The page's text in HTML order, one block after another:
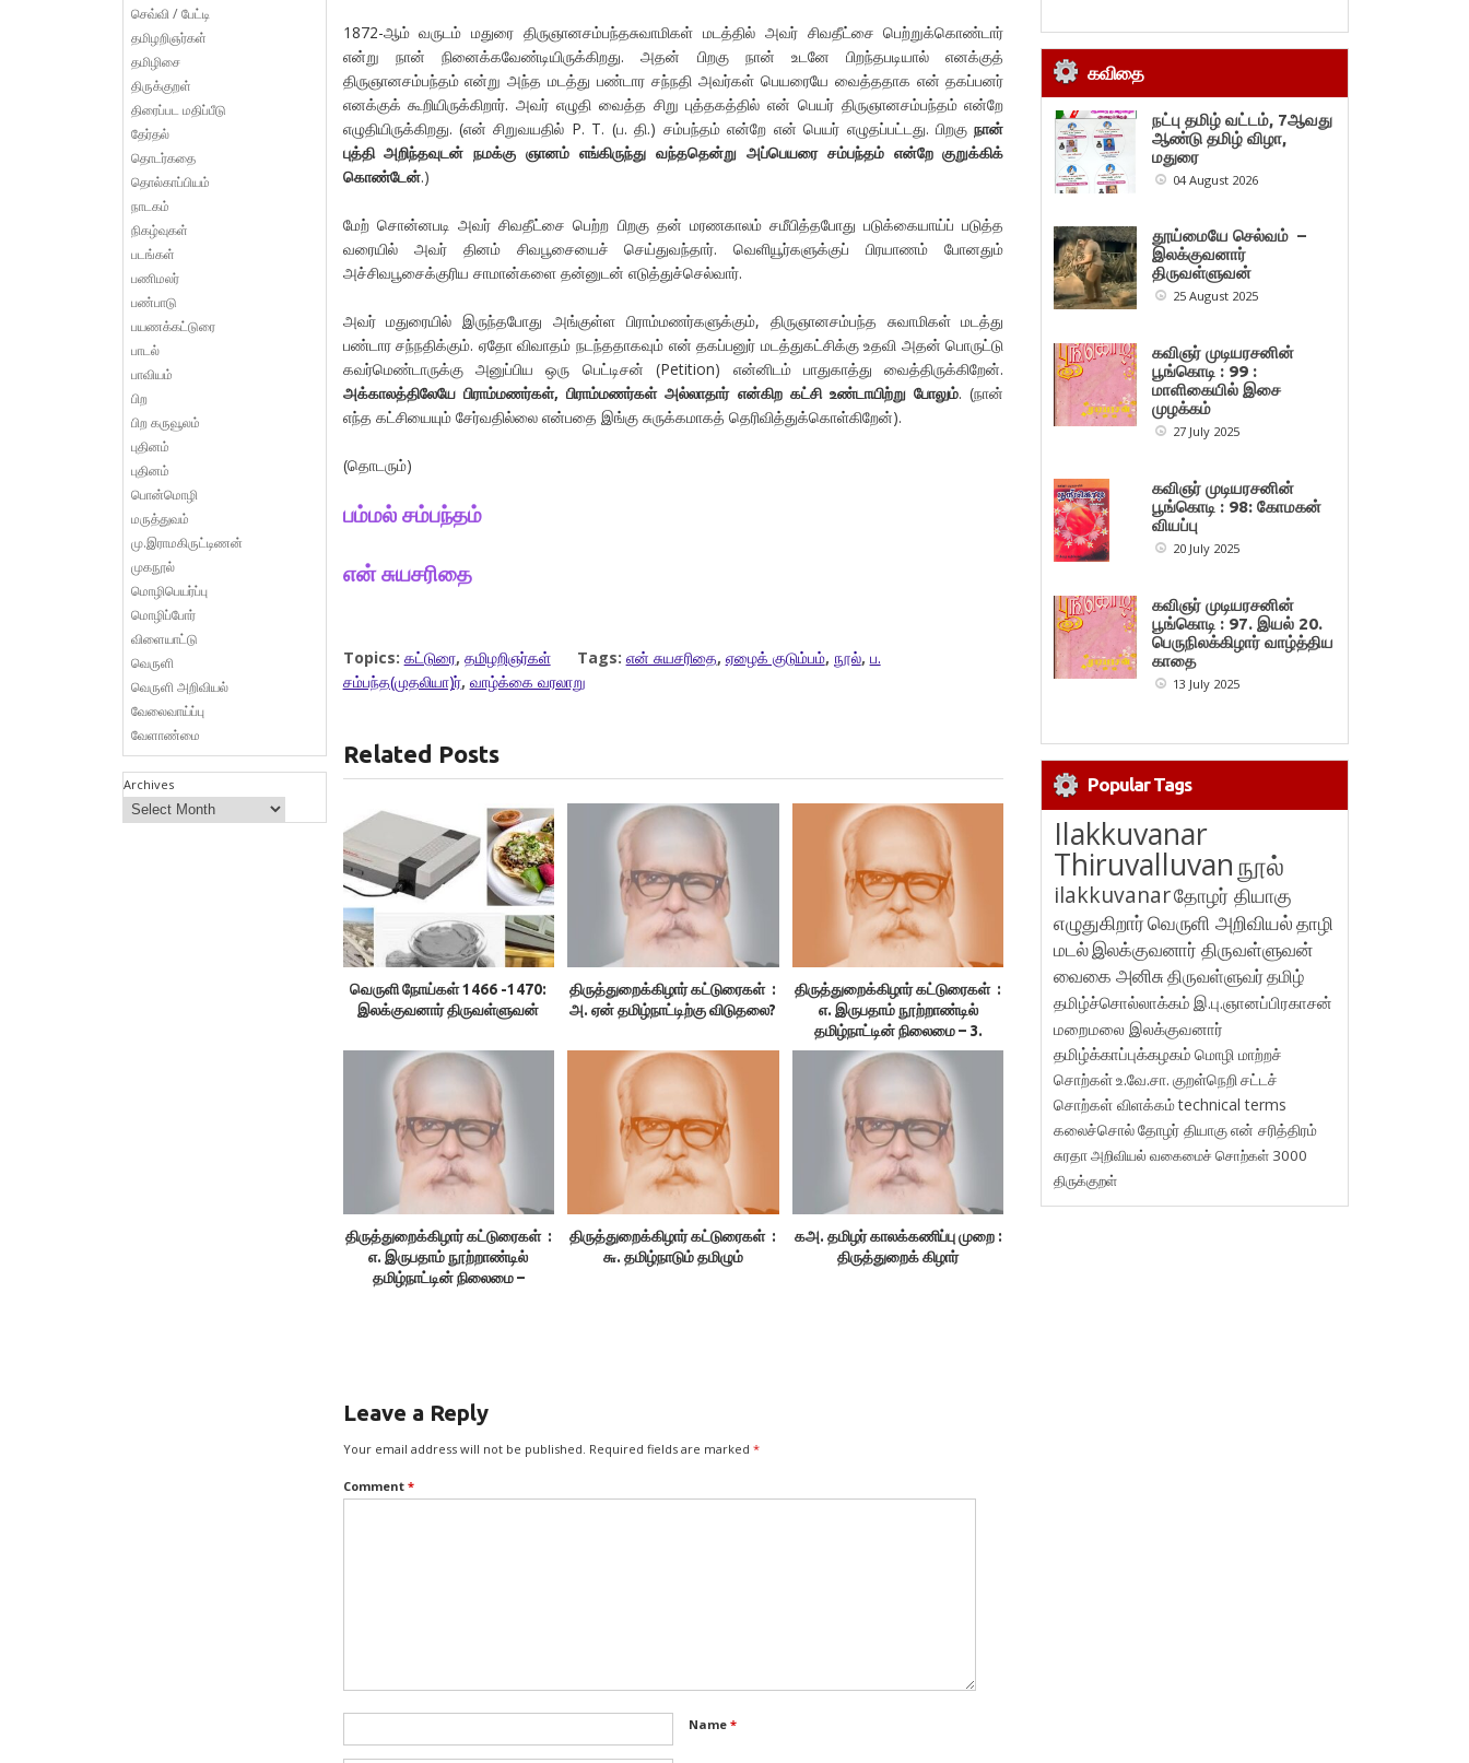
1872-ஆம் வருடம் மதுரை திருஞானசம்பந்தசுவாமிகள் மடத்தில் அவர் சிவதீட்சை பெற்றுக்கொண்டார்
என்று நான் நினைக்கவேண்டியிருக்கிறது. அதன் பிறகு நான் உடனே பிறந்தபடியால் எனக்குத்
திருஞானசம்பந்தம் என்று அந்த மடத்து பண்டார சந்நதி அவர்கள் பெயரையே வைத்ததாக என் தகப்பனர்
எனக்குக் கூறியிருக்கிறார். அவர் எழுதி வைத்த சிறு புத்தகத்தில் என் பெயர் திருஞானசம்பந்தம் என்றே
எழுதியிருக்கிறது. (என் சிறுவயதில் P. T. (ப. தி.) சம்பந்தம் என்றே என் பெயர் எழுதப்பட்டது. பிறகுநான்
புத்தி அறிந்தவுடன் நமக்கு ஞானம் எங்கிருந்து வந்ததென்று அப்பெயரை சம்பந்தம் என்றே குறுக்கிக்
கொண்டேன்.)
மேற் சொன்னபடி அவர் சிவதீட்சை பெற்ற பிறகு தன் மரணகாலம் சமீபித்தபோது படுக்கையாய்ப் படுத்த
வரையில் அவர் தினம் சிவபூசையைச் செய்துவந்தார். வெளியூர்களுக்குப் பிரயாணம் போனதும்
அச்சிவபூசைக்குரிய சாமான்களை தன்னுடன் எடுத்துச்செல்வார்.
அவர் மதுரையில் இருந்தபோது அங்குள்ள பிராம்மணர்களுக்கும், திருஞானசம்பந்த சுவாமிகள் மடத்து
பண்டார சந்நதிக்கும். ஏதோ விவாதம் நடந்ததாகவும் என் தகப்பனுர் மடத்துகட்சிக்கு உதவி அதன் பொருட்டு
கவர்மெண்டாருக்கு அனுப்பிய ஒரு பெட்டிசன் (Petition) என்னிடம் பாதுகாத்து வைத்திருக்கிறேன்.
அக்காலத்திலேயே பிராம்மணர்கள், பிராம்மணர்கள் அல்லாதார் என்கிற கட்சி உண்டாயிற்று போலும். (நான்
எந்த கட்சியையும் சேர்வதில்லை என்பதை இங்கு சுருக்கமாகத் தெரிவித்துக்கொள்கிறேன்).
(தொடரும்)
பம்மல்சம்பந்தம்
என்சுயசரிதை
Topics: கட்டுரை, தமிழறிஞர்கள் Tags: என் சுயசரிதை, ஏழைக் குடும்பம், நூல், ப.
சம்பந்த(முதலியா)ர், வாழ்க்கை வரலாறு
Related Posts
வெருளி நோய்கள் 1466 -1470:
இலக்குவனார் திருவள்ளுவன்
திருத்துறைக்கிழார் கட்டுரைகள் :
அ. ஏன் தமிழ்நாட்டிற்கு விடுதலை?
திருத்துறைக்கிழார் கட்டுரைகள் :
எ. இருபதாம் நூற்றாண்டில்
தமிழ்நாட்டின் நிலைமை – 3.
குமுகாய அமைப்பு, 4.பொருளியல்
நிலை, 5.மக்கள் வாழ்க்கை நிலை
திருத்துறைக்கிழார் கட்டுரைகள் :
எ. இருபதாம் நூற்றாண்டில்
தமிழ்நாட்டின் நிலைமை –
திருத்துறைக்கிழார் கட்டுரைகள் :
௬. தமிழ்நாடும் தமிழும்
கஅ. தமிழர் காலக்கணிப்பு முறை :
திருத்துறைக் கிழார்
Leave a Reply
Your email address will not be published. Required fields are marked *
Comment *
Name *
செவ்வி / பேட்டி
தமிழறிஞர்கள்
தமிழிசை
திருக்குறள்
திரைப்பட மதிப்பீடு
தேர்தல்
தொடர்கதை
தொல்காப்பியம்
நாடகம்
நிகழ்வுகள்
படங்கள்
பணிமலர்
பண்பாடு
பயணக்கட்டுரை
பாடல்
பாவியம்
பிற
பிற கருவூலம்
புதினம்
புதினம்
பொன்மொழி
மருத்துவம்
மு.இராமகிருட்டிணன்
முகநூல்
மொழிபெயர்ப்பு
மொழிப்போர்
விளையாட்டு
வெருளி
வெருளி அறிவியல்
வேலைவாய்ப்பு
வேளாண்மை
Archives
கவிதை
நட்பு தமிழ் வட்டம், 7ஆவது
ஆண்டு தமிழ் விழா,
மதுரை
04 August 2026
தூய்மையே செல்வம் –
இலக்குவனார்
திருவள்ளுவன்
25 August 2025
கவிஞர் முடியரசனின்
பூங்கொடி : 99 :
மாளிகையில் இசை
முழக்கம்
27 July 2025
கவிஞர் முடியரசனின்
பூங்கொடி : 98: கோமகன்
வியப்பு
20 July 2025
கவிஞர் முடியரசனின்
பூங்கொடி : 97. இயல் 20.
பெருநிலக்கிழார் வாழ்த்திய
காதை
13 July 2025
Popular Tags
Ilakkuvanar
Thiruvalluvanநூல்
ilakkuvanarதோழர் தியாகு
எழுதுகிறார்வெருளி அறிவியல்தாழி
மடல்இலக்குவனார் திருவள்ளுவன்
வைகை அனிசுதிருவள்ளுவர்தமிழ்
தமிழ்ச்சொல்லாக்கம் இ.பு.ஞானப்பிரகாசன்
மறைமலை இலக்குவனார்
தமிழ்க்காப்புக்கழகம் மொழி மாற்றச்
சொற்கள்உ.வே.சா. குறள்நெறி சட்டச்
சொற்கள் விளக்கம்technical terms
கலைச்சொல்தோழர் தியாகுஎன் சரித்திரம்
சுரதாஅறிவியல் வகைமைச் சொற்கள் 3000
திருக்குறள்